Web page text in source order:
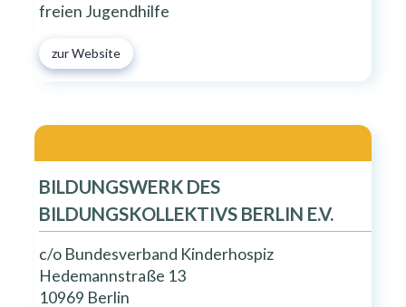
freien Jugendhilfe
zur Website
BILDUNGSWERK DES
BILDUNGSKOLLEKTIVS BERLIN E.V.
c/o Bundesverband Kinderhospiz
Hedemannstraße 13
10969 Berlin